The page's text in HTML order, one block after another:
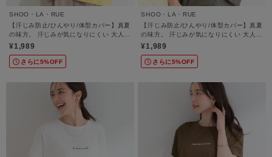
SHOO・LA・RUE
【汗じみ防止/ひんやり/体型カバー】真夏
の味方。 汗じみが気になりにくい 大人の
刺繍ロゴTシャツ
¥1,989
さらに5%OFF
SHOO・LA・RUE
【汗じみ防止/ひんやり/体型カバー】真夏
の味方。 汗じみが気になりにくい 大人の
刺繍ロゴTシャツ
¥1,989
さらに5%OFF